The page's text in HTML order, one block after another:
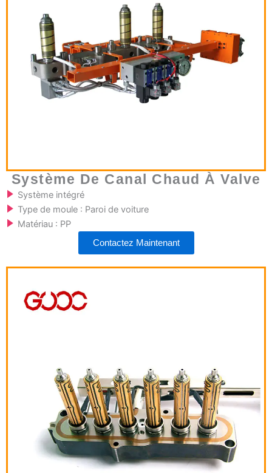
Système De Canal Chaud À Valve
Système intégré
Type de moule : Paroi de voiture
Matériau : PP
Contactez Maintenant